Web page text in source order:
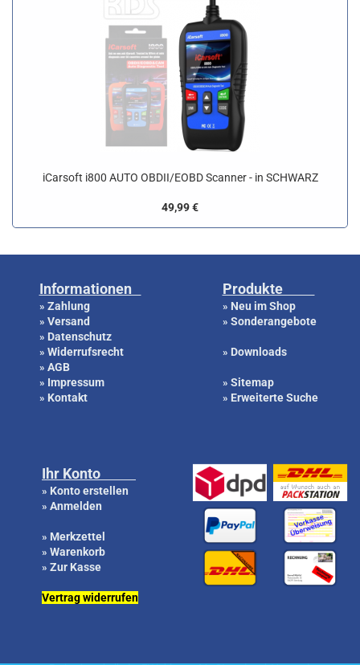
iCarsoft i800 AUTO OBDII/EOBD Scanner - in SCHWARZ
49,99 €
Informationen
» Zahlung
» Versand
» Datenschutz
» Widerrufsrecht
» AGB
» Impressum
» Kontakt
Produkte
» Neu im Shop
» Sonderangebote
» Downloads
» Sitemap
» Erweiterte Suche
Ihr Konto
» Konto erstellen
» Anmelden
» Merkzettel
» Warenkorb
» Zur Kasse
Vertrag widerrufen